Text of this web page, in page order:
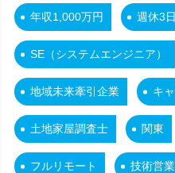
年収1,000万円 週休3日
SE（システムエンジニア）
地域未来牽引企業 キ
土地家屋調査士 関東
フルリモート 技術営業